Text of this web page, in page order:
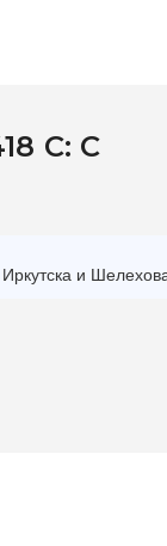
C: C
Иркутска и